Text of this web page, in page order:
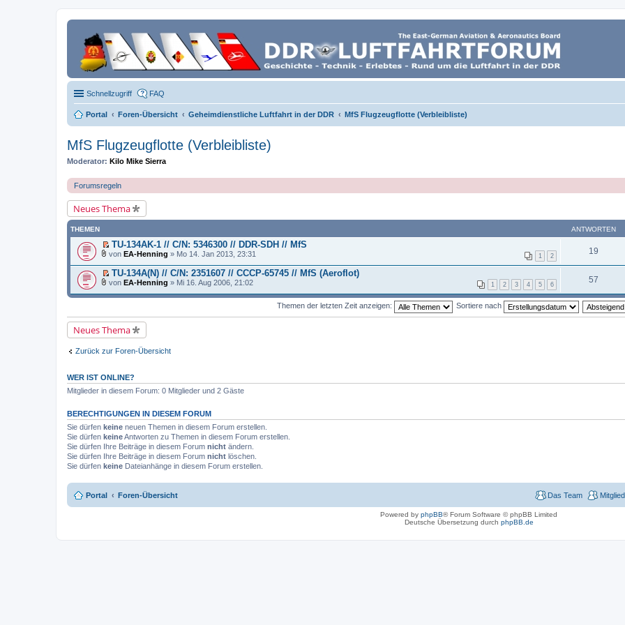
Schnellzugriff FAQ
Portal Foren-Übersicht Geheimdienstliche Luftfahrt in der DDR MfS Flugzeugflotte (Verbleibliste)
MfS Flugzeugflotte (Verbleibliste)
Moderator: Kilo Mike Sierra
Forumsregeln
Neues Thema
THEMEN ANTWORTEN
E
s
e
r
g
e
l
s
e
r
B
i
t
r
a
g
TU-134AK-1 // C/N: 5346300 // DDR-SDH // MfS
1 2
a
t
e
i
h
a
n
von EA-Henning » Mo 14. Jan 2013, 23:31 19
E
s
r
u
n
e
s
e
r
B
e
i
t
r
a
TU-134A(N) // C/N: 2351607 // CCCP-65745 // MfS (Aeroflot)
1 2 3 4 5 6
a
i
a
n
h
a
g
von EA-Henning » Mi 16. Aug 2006, 21:02 57
Themen der letzten Zeit anzeigen: Sortiere nach
Neues Thema
Zurück zur Foren-Übersicht
WER IST ONLINE?
Mitglieder in diesem Forum: 0 Mitglieder und 2 Gäste
BERECHTIGUNGEN IN DIESEM FORUM
Sie dürfen keine neuen Themen in diesem Forum erstellen.
Sie dürfen keineAntworten zu Themen in diesem Forum erstellen.
Sie dürfen Ihre Beiträge in diesem Forum nicht ändern.
Sie dürfen Ihre Beiträge in diesem Forum nicht löschen.
Sie dürfen keine Dateianhänge in diesem Forum erstellen.
Portal Foren-Übersicht Das Team
Powered by phpBB® Forum Software © phpBB Limited
Deutsche Übersetzung durch phpBB.de